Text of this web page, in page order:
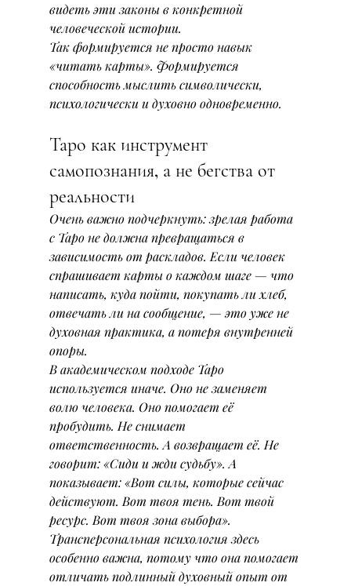
видеть эти законы в конкретной
человеческой истории.
Так формируется не просто навык
«читать карты». Формируется
способность мыслить символически,
психологически и духовно одновременно.
Таро как инструмент
самопознания, а не бегства от
реальности
Очень важно подчеркнуть: зрелая работа
с Таро не должна превращаться в
зависимость от раскладов. Если человек
спрашивает карты о каждом шаге — что
написать, куда пойти, покупать ли хлеб,
отвечать ли на сообщение, — это уже не
духовная практика, а потеря внутренней
опоры.
В академическом подходе Таро
используется иначе. Оно не заменяет
волю человека. Оно помогает её
пробудить. Не снимает
ответственность. А возвращает её. Не
говорит: «Сиди и жди судьбу». А
показывает: «Вот силы, которые сейчас
действуют. Вот твоя тень. Вот твой
ресурс. Вот твоя зона выбора».
Трансперсональная психология здесь
особенно важна, потому что она помогает
отличать подлинный духовный опыт от